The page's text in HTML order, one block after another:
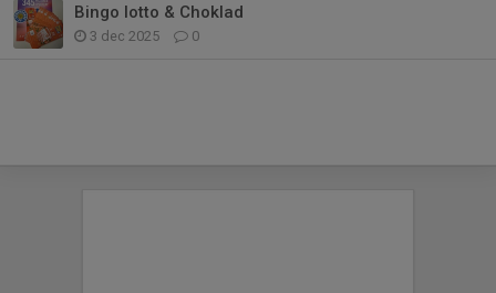
Bingo lotto & Choklad
3 dec 2025 0